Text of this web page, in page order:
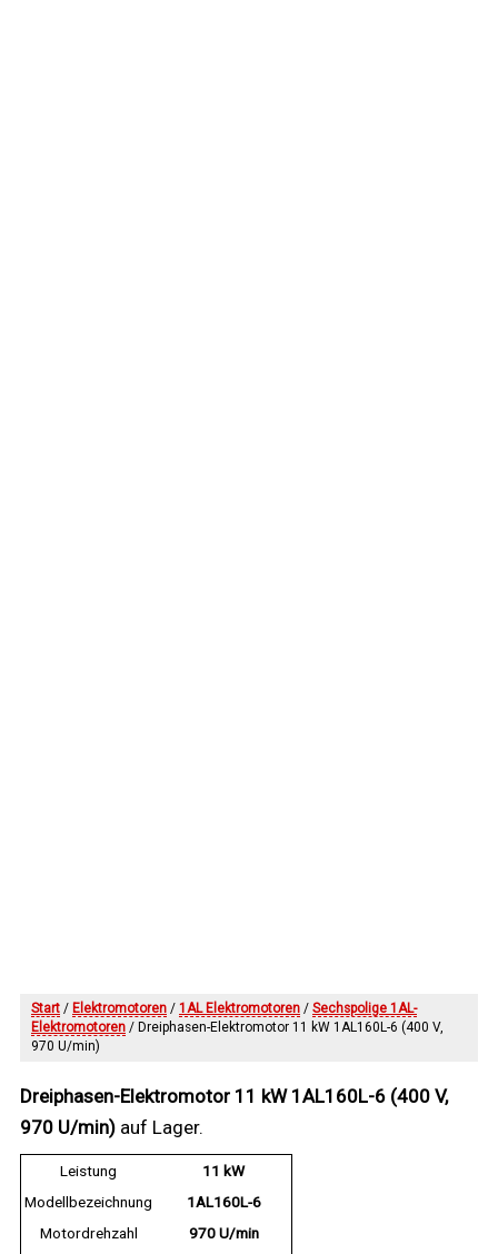
Start / Elektromotoren / 1AL Elektromotoren / Sechspolige 1AL-
Elektromotoren / Dreiphasen-Elektromotor 11 kW 1AL160L-6 (400 V,
970 U/min)
Dreiphasen-Elektromotor 11 kW 1AL160L-6 (400 V,
970 U/min) auf Lager.
Leistung
11 kW
Modellbezeichnung
1AL160L-6
Motordrehzahl
970 U/min